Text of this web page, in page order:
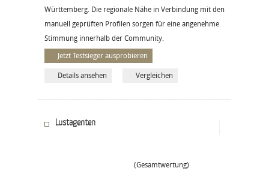
Württemberg. Die regionale Nähe in Verbindung mit den
manuell geprüften Profilen sorgen für eine angenehme
Stimmung innerhalb der Community.
Jetzt Testsieger ausprobieren
Details ansehen Vergleichen
Lustagenten
(Gesamtwertung)